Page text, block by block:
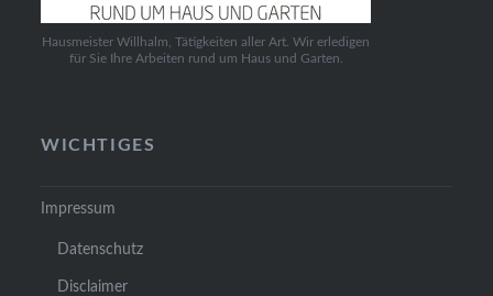
Hausmeister Willhalm, Tätigkeiten aller Art. Wir erledigen
für Sie Ihre Arbeiten rund um Haus und Garten.
WICHTIGES
Impressum
Datenschutz
Disclaimer